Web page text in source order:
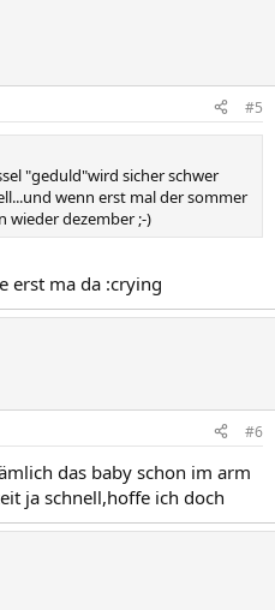
#5
"geduld"wird sicher schwer
wenn erst mal der sommer
wieder dezember ;-)
erst ma da :crying
#6
das baby schon im arm
ja schnell,hoffe ich doch